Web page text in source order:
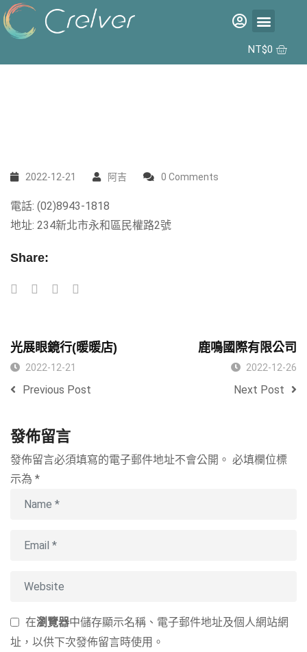
NT$0
2022-12-21 阿吉 0 Comments
電話: (02)8943-1818
地址: 234新北市永和區民權路2號
Share:
光展眼鏡行(暖暖店)
2022-12-21
Previous Post
鹿鳴國際有限公司
2022-12-26
Next Post
發佈留言
發佈留言必須填寫的電子郵件地址不會公開。 必填欄位標
示為 *
在瀏覽器中儲存顯示名稱、電子郵件地址及個人網站網
址，以供下次發佈留言時使用。